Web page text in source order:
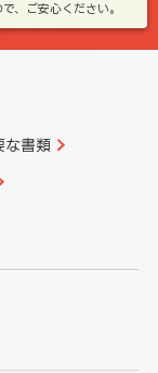
、ご安心ください。
な書類